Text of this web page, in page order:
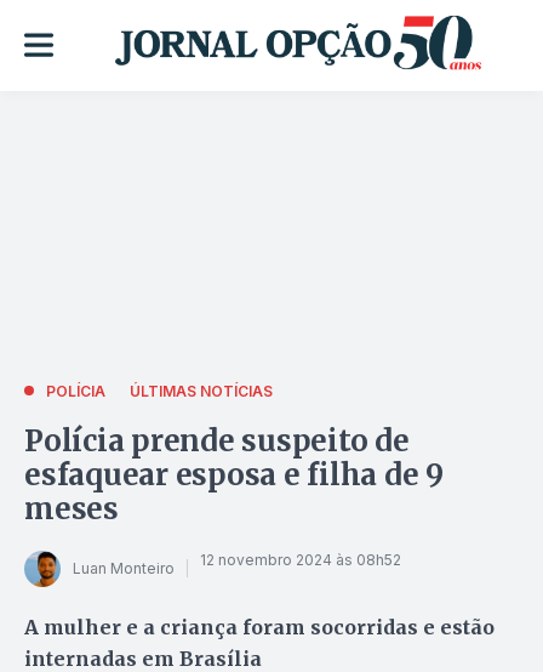
POLÍCIA ÚLTIMAS NOTÍCIAS
Polícia prende suspeito de
esfaquear esposa e filha de 9
meses
Luan Monteiro 12 novembro 2024 às 08h52
A mulher e a criança foram socorridas e estão
internadas em Brasília